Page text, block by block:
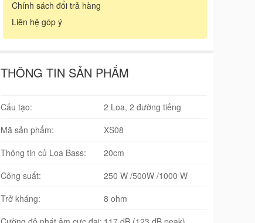
Chính sách đổi trả hàng
Liên hệ góp ý
THÔNG TIN SẢN PHẨM
Cấu tạo:
2 Loa, 2 đường tiếng
Mã sản phẩm:
XS08
Thông tin củ Loa Bass:
20cm
Công suất:
250 W /500W /1000 W
Trở kháng:
8 ohm